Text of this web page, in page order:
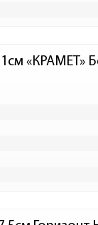
«КРАМЕТ»